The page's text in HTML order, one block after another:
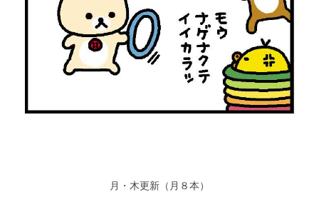
月・木更新（月８本）